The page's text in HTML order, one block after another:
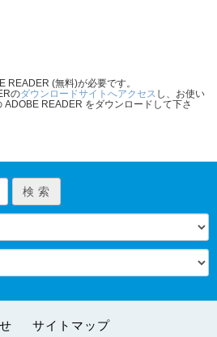
READER (無料)が必要です。
のダウンロードサイトへアクセス し、お使い
READER をダウンロードして下さ
サイトマップ